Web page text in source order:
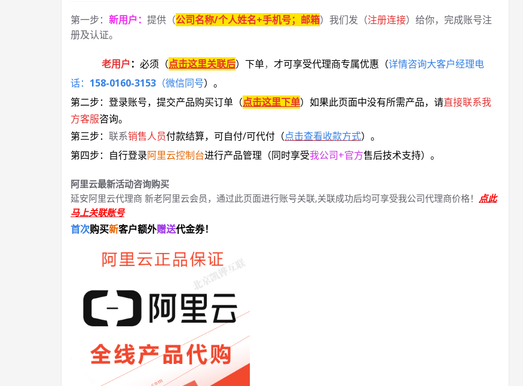
第一步： 新用户： 提供（公司名称/个人姓名+手机号；邮箱）我们发（注册连接）给你，完成账号注
册及认证。
老用户： 必须 （点击这里关联后） 下单， 才可享受代理商专属优惠 （详情咨询大客户经理电
话： 158-0160-3153 （微信同号） 。
第二步：登录账号，提交产品购买订单（点击这里下单） 如果此页面中没有所需产品，请直接联系我
方客服咨询。
第三步： 联系销售人员付款结算，可自付/可代付（点击查看收款方式）。
第四步：自行登录阿里云控制台进行产品管理（同时享受我公司+官方售后技术支持）。
阿里云最新活动咨询购买
延安阿里云代理商 新老阿里云会员，通过此页面进行账号关联,关联成功后均可享受我公司代理商价格！ 点此
马上关联账号
首次购买新客户额外赠送代金券！